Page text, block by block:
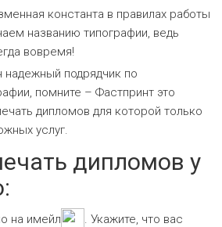
константа в правилах работы
названию типографии, ведь
вовремя!
надежный подрядчик по
помните – Фастпринт это
дипломов для которой только
услуг.
дипломов у
на имейл
. Укажите, что вас